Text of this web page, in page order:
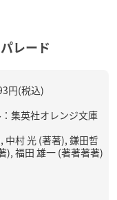
レード
円(税込)
集英社オレンジ文庫
中村 光 (著著), 鎌田哲
), 福田 雄一 (著著著著)